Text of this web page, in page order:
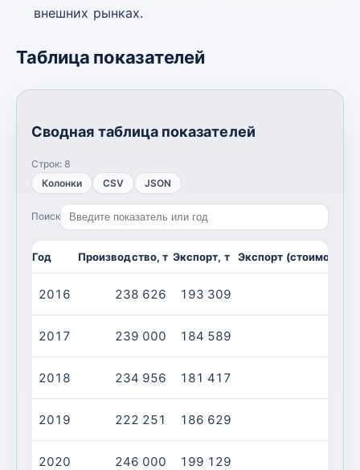
внешних рынках.
Таблица показателей
Сводная таблица показателей
Строк: 8
Колонки
CSV JSON
Поиск
Год Производство, т Экспорт, т Экспорт
2016 238 626 193 309
2017 239 000 184 589
2018 234 956 181 417
2019 222 251 186 629
2020 246 000 199 129